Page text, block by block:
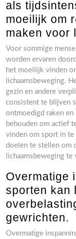
als
moeilijk om
maken voor
Voor sommige
worden ervaren
het moeilijk vinden
lichaamsbeweging.
gezin en andere
consistent te blijven
ontmoedigd raken
behouden om actief
vinden om sport in te
doelen te stellen om
lichaamsbeweging te
Overmatige
sporten kan
gewrichten.
Overmatige